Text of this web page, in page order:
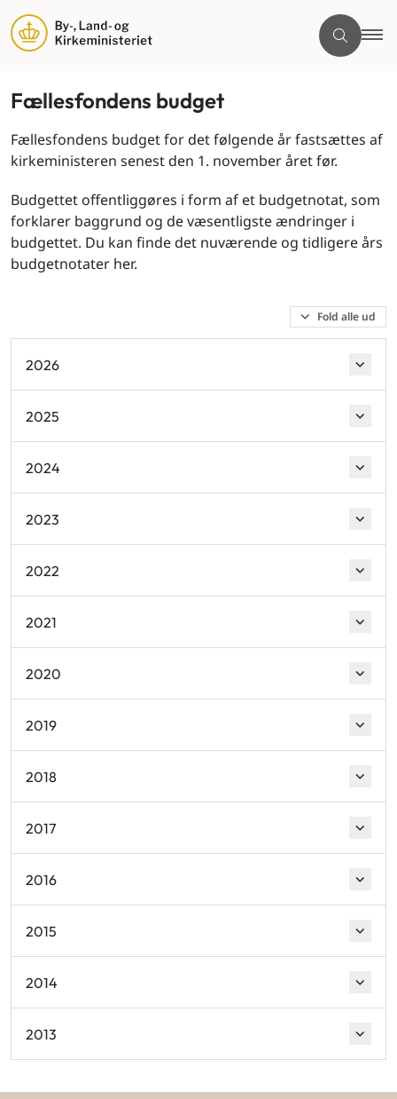
Fællesfondens budget
Fællesfondens budget for det følgende år fastsættes af
kirkeministeren senest den 1. november året før.
Budgettet offentliggøres i form af et budgetnotat, som
forklarer baggrund og de væsentligste ændringer i
budgettet. Du kan finde det nuværende og tidligere års
budgetnotater her.
Fold alle ud
2026
2025
2024
2023
2022
2021
2020
2019
2018
2017
2016
2015
2014
2013